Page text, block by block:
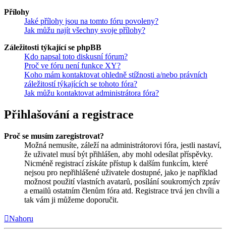
Přílohy
Jaké přílohy jsou na tomto fóru povoleny?
Jak můžu najít všechny svoje přílohy?
Záležitosti týkající se phpBB
Kdo napsal toto diskusní fórum?
Proč ve fóru není funkce XY?
Koho mám kontaktovat ohledně stížnosti a/nebo právních
záležitostí týkajících se tohoto fóra?
Jak můžu kontaktovat administrátora fóra?
Přihlašování a registrace
Proč se musím zaregistrovat?
Možná nemusíte, záleží na administrátorovi fóra, jestli nastaví,
že uživatel musí být přihlášen, aby mohl odesílat příspěvky.
Nicméně registrací získáte přístup k dalším funkcím, které
nejsou pro nepřihlášené uživatele dostupné, jako je například
možnost použití vlastních avatarů, posílání soukromých zpráv
a emailů ostatním členům fóra atd. Registrace trvá jen chvíli a
tak vám ji můžeme doporučit.
Nahoru